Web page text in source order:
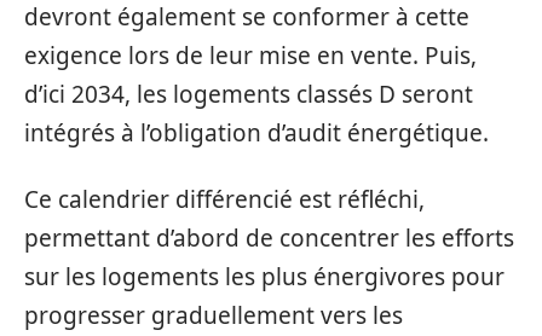
devront également se conformer à cette
exigence lors de leur mise en vente. Puis,
d’ici 2034, les logements classés D seront
intégrés à l’obligation d’audit énergétique.
Ce calendrier différencié est réfléchi,
permettant d’abord de concentrer les efforts
sur les logements les plus énergivores pour
progresser graduellement vers les